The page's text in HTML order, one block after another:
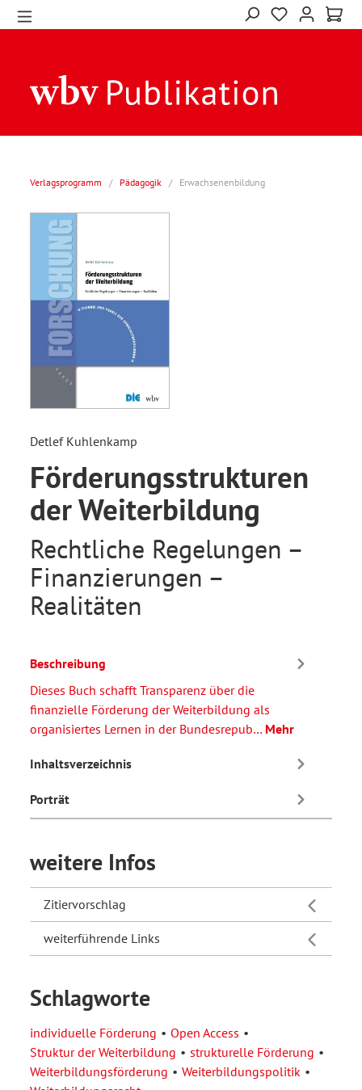
Verlagsprogramm / Pädagogik / Erwachsenenbildung
Detlef Kuhlenkamp
Förderungsstrukturen
der Weiterbildung
Rechtliche Regelungen –
Finanzierungen –
Realitäten
Beschreibung
Dieses Buch schafft Transparenz über die
finanzielle Förderung der Weiterbildung als
organisiertes Lernen in der Bundesrepub… Mehr
Inhaltsverzeichnis
Porträt
weitere Infos
Zitiervorschlag
weiterführende Links
Schlagworte
individuelle Förderung
Open Access
Struktur der Weiterbildung
strukturelle Förderung
Weiterbildungsförderung
Weiterbildungspolitik